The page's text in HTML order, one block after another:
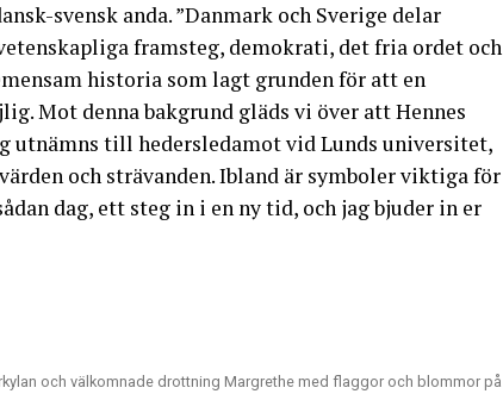
svensk anda. ”Danmark och Sverige delar
framsteg, demokrati, det fria ordet och
historia som lagt grunden för att en
Mot denna bakgrund gläds vi över att Hennes
utnämns till hedersledamot vid Lunds universitet,
och strävanden. Ibland är symboler viktiga för
dag, ett steg in i en ny tid, och jag bjuder in er
och välkomnade drottning Margrethe med flaggor och blommor på